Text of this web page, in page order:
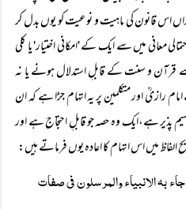
اس قانون کی ماہیت و نوعیت کو یوں بدل کر
معانی میں سے ایک کے 'امکانی اختیار' یا کلی
قرآن و سنت کے قابلِ استدلال ہونے یا نہ
رازیؒ اور متکلمین پر یہ اتہام جڑا ہے کہ ان
ہے،ایک وہ حصہ جو قابلِ احتجاج ہے اور
میں اس اتہام کا اعادہ یوں فرماتے ہیں:
بہ الانبياء والمرسلون فی صفات